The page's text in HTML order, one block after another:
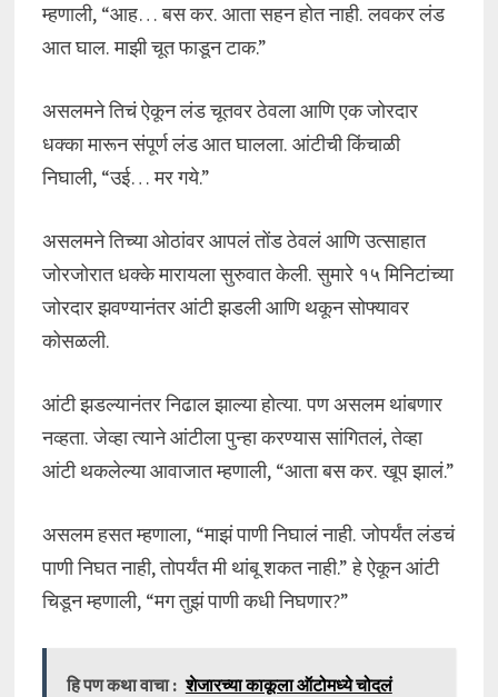
म्हणाली, “आह… बस कर. आता सहन होत नाही. लवकर लंड
आत घाल. माझी चूत फाडून टाक.”
असलमने तिचं ऐकून लंड चूतवर ठेवला आणि एक जोरदार
धक्का मारून संपूर्ण लंड आत घालला. आंटीची किंचाळी
निघाली, “उई… मर गये.”
असलमने तिच्या ओठांवर आपलं तोंड ठेवलं आणि उत्साहात
जोरजोरात धक्के मारायला सुरुवात केली. सुमारे १५ मिनिटांच्या
जोरदार झवण्यानंतर आंटी झडली आणि थकून सोफ्यावर
कोसळली.
आंटी झडल्यानंतर निढाल झाल्या होत्या. पण असलम थांबणार
नव्हता. जेव्हा त्याने आंटीला पुन्हा करण्यास सांगितलं, तेव्हा
आंटी थकलेल्या आवाजात म्हणाली, “आता बस कर. खूप झालं.”
असलम हसत म्हणाला, “माझं पाणी निघालं नाही. जोपर्यंत लंडचं
पाणी निघत नाही, तोपर्यंत मी थांबू शकत नाही.” हे ऐकून आंटी
चिडून म्हणाली, “मग तुझं पाणी कधी निघणार?”
हि पण कथा वाचा : शेजारच्या काकूला ऑटोमध्ये चोदलं